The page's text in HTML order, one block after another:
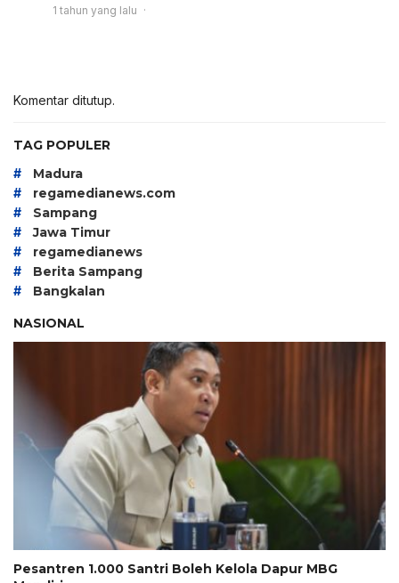
1 tahun yang lalu
Komentar ditutup.
TAG POPULER
# Madura
# regamedianews.com
# Sampang
# Jawa Timur
# regamedianews
# Berita Sampang
#
Bangkalan
NASIONAL
Pesantren 1.000 Santri Boleh Kelola Dapur MBG